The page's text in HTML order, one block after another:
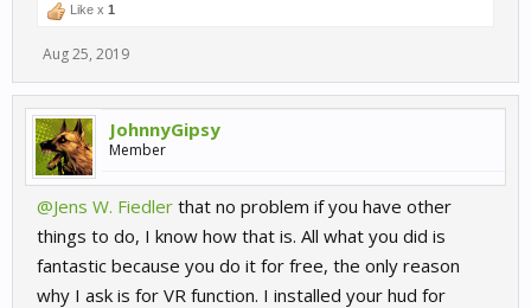
Like x 1
Aug 25, 2019
JohnnyGipsy
Member
@Jens W. Fiedler that no problem if you have other
things to do, I know how that is. All what you did is
fantastic because you do it for free, the only reason
why I ask is for VR function. I installed your hud for